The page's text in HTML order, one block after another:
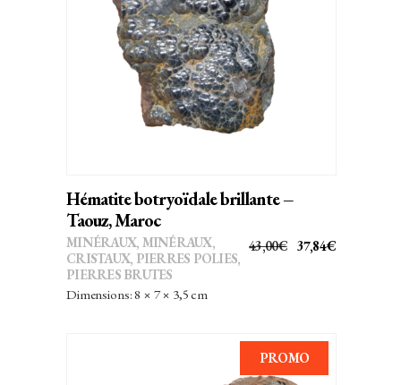
AJOUTER AU PANIER
Hématite botryoïdale brillante –
Taouz, Maroc
43,00€ LE
43,00€.
37,84€LE
MINÉRAUX, MINÉRAUX,
CRISTAUX, PIERRES POLIES,
PIERRES BRUTES
Dimensions: 8 × 7 × 3,5 cm
PROMO